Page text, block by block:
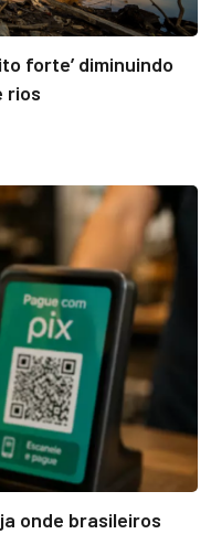
forte’ diminuindo
rios
onde brasileiros